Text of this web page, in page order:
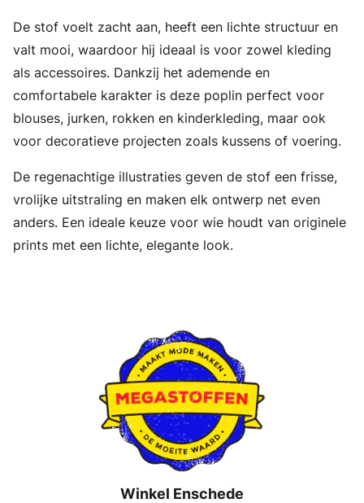
De stof voelt zacht aan, heeft een lichte structuur en
valt mooi, waardoor hij ideaal is voor zowel kleding
als accessoires. Dankzij het ademende en
comfortabele karakter is deze poplin perfect voor
blouses, jurken, rokken en kinderkleding, maar ook
voor decoratieve projecten zoals kussens of voering.
De regenachtige illustraties geven de stof een frisse,
vrolijke uitstraling en maken elk ontwerp net even
anders. Een ideale keuze voor wie houdt van originele
prints met een lichte, elegante look.
Winkel Enschede